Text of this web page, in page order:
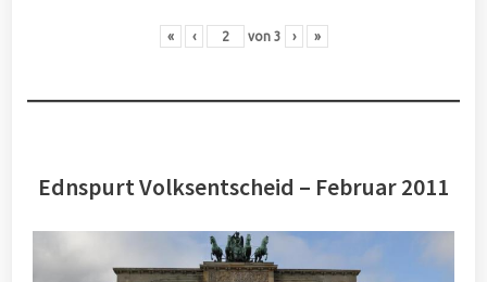
« ‹ von 3 › »
Ednspurt Volksentscheid – Februar 2011